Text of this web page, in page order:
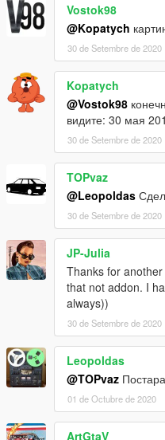
Vostok98
@Kopatych
30 de Setembre de 2020
Kopatych
@Vostok98
видите: 30 мая
30 de Setembre de 2020
TOPvaz
@Leopoldas
30 de Setembre de 2020
JP-Julia
Thanks for
that not addon. I
always))
30 de Setembre de 2020
Leopoldas
@TOPvaz
01 de Octubre de 2020
ArtGtaV